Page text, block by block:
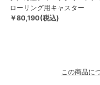
ローリング用キャスター
￥80,190(税込)
この商品に